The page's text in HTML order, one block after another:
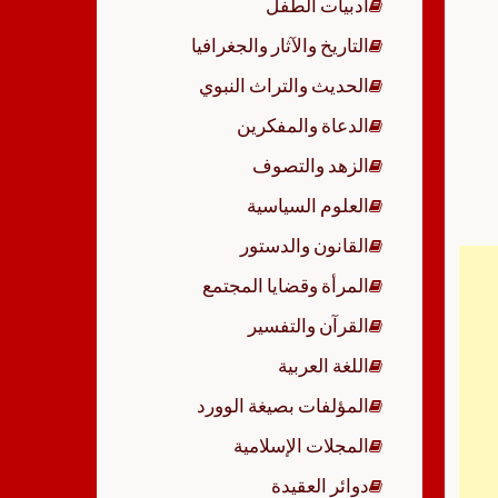
أدبيات الطفل
التاريخ والآثار والجغرافيا
الحديث والتراث النبوي
الدعاة والمفكرين
الزهد والتصوف
العلوم السياسية
القانون والدستور
المرأة وقضايا المجتمع
القرآن والتفسير
اللغة العربية
المؤلفات بصيغة الوورد
المجلات الإسلامية
دوائر العقيدة